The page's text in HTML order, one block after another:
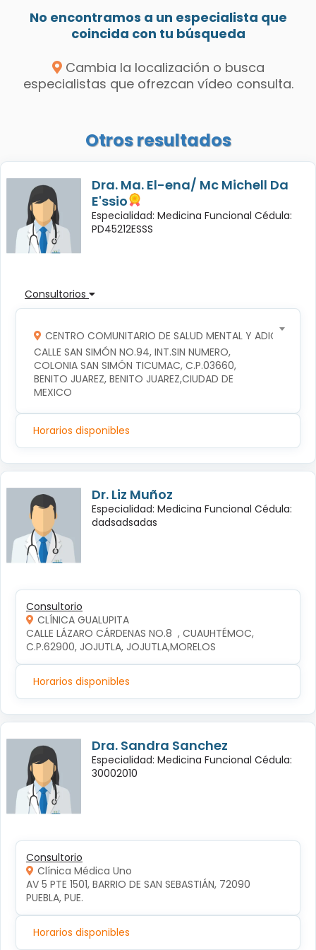
No encontramos a un especialista que
coincida con tu búsqueda
Cambia la localización o busca
especialistas que ofrezcan vídeo consulta.
Otros resultados
Dra. Ma. El-ena/ Mc Michell Da
E'ssio
Especialidad: Medicina Funcional Cédula:
PD45212ESSS
Consultorios
CENTRO COMUNITARIO DE SALUD MENTAL Y ADICCIONES
CALLE SAN SIMÓN NO.94, INT.SIN NUMERO,
COLONIA SAN SIMÓN TICUMAC, C.P.03660,
BENITO JUAREZ, BENITO JUAREZ,CIUDAD DE
MEXICO
Horarios disponibles
Dr. Liz Muñoz
Especialidad: Medicina Funcional Cédula:
dadsadsadas
Consultorio
CLÍNICA GUALUPITA
CALLE LÁZARO CÁRDENAS NO.8  , CUAUHTÉMOC,
C.P.62900, JOJUTLA, JOJUTLA,MORELOS
Horarios disponibles
Dra. Sandra Sanchez
Especialidad: Medicina Funcional Cédula:
30002010
Consultorio
Clínica Médica Uno
AV 5 PTE 1501, BARRIO DE SAN SEBASTIÁN, 72090
PUEBLA, PUE.
Horarios disponibles